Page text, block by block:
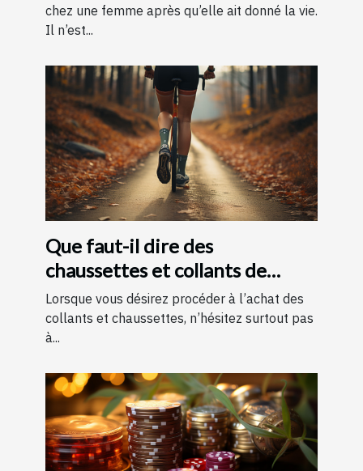
chez une femme après qu’elle ait donné la vie.
Il n’est...
Que faut-il dire des
chaussettes et collants de
contention ?
Lorsque vous désirez procéder à l’achat des
collants et chaussettes, n’hésitez surtout pas
à...